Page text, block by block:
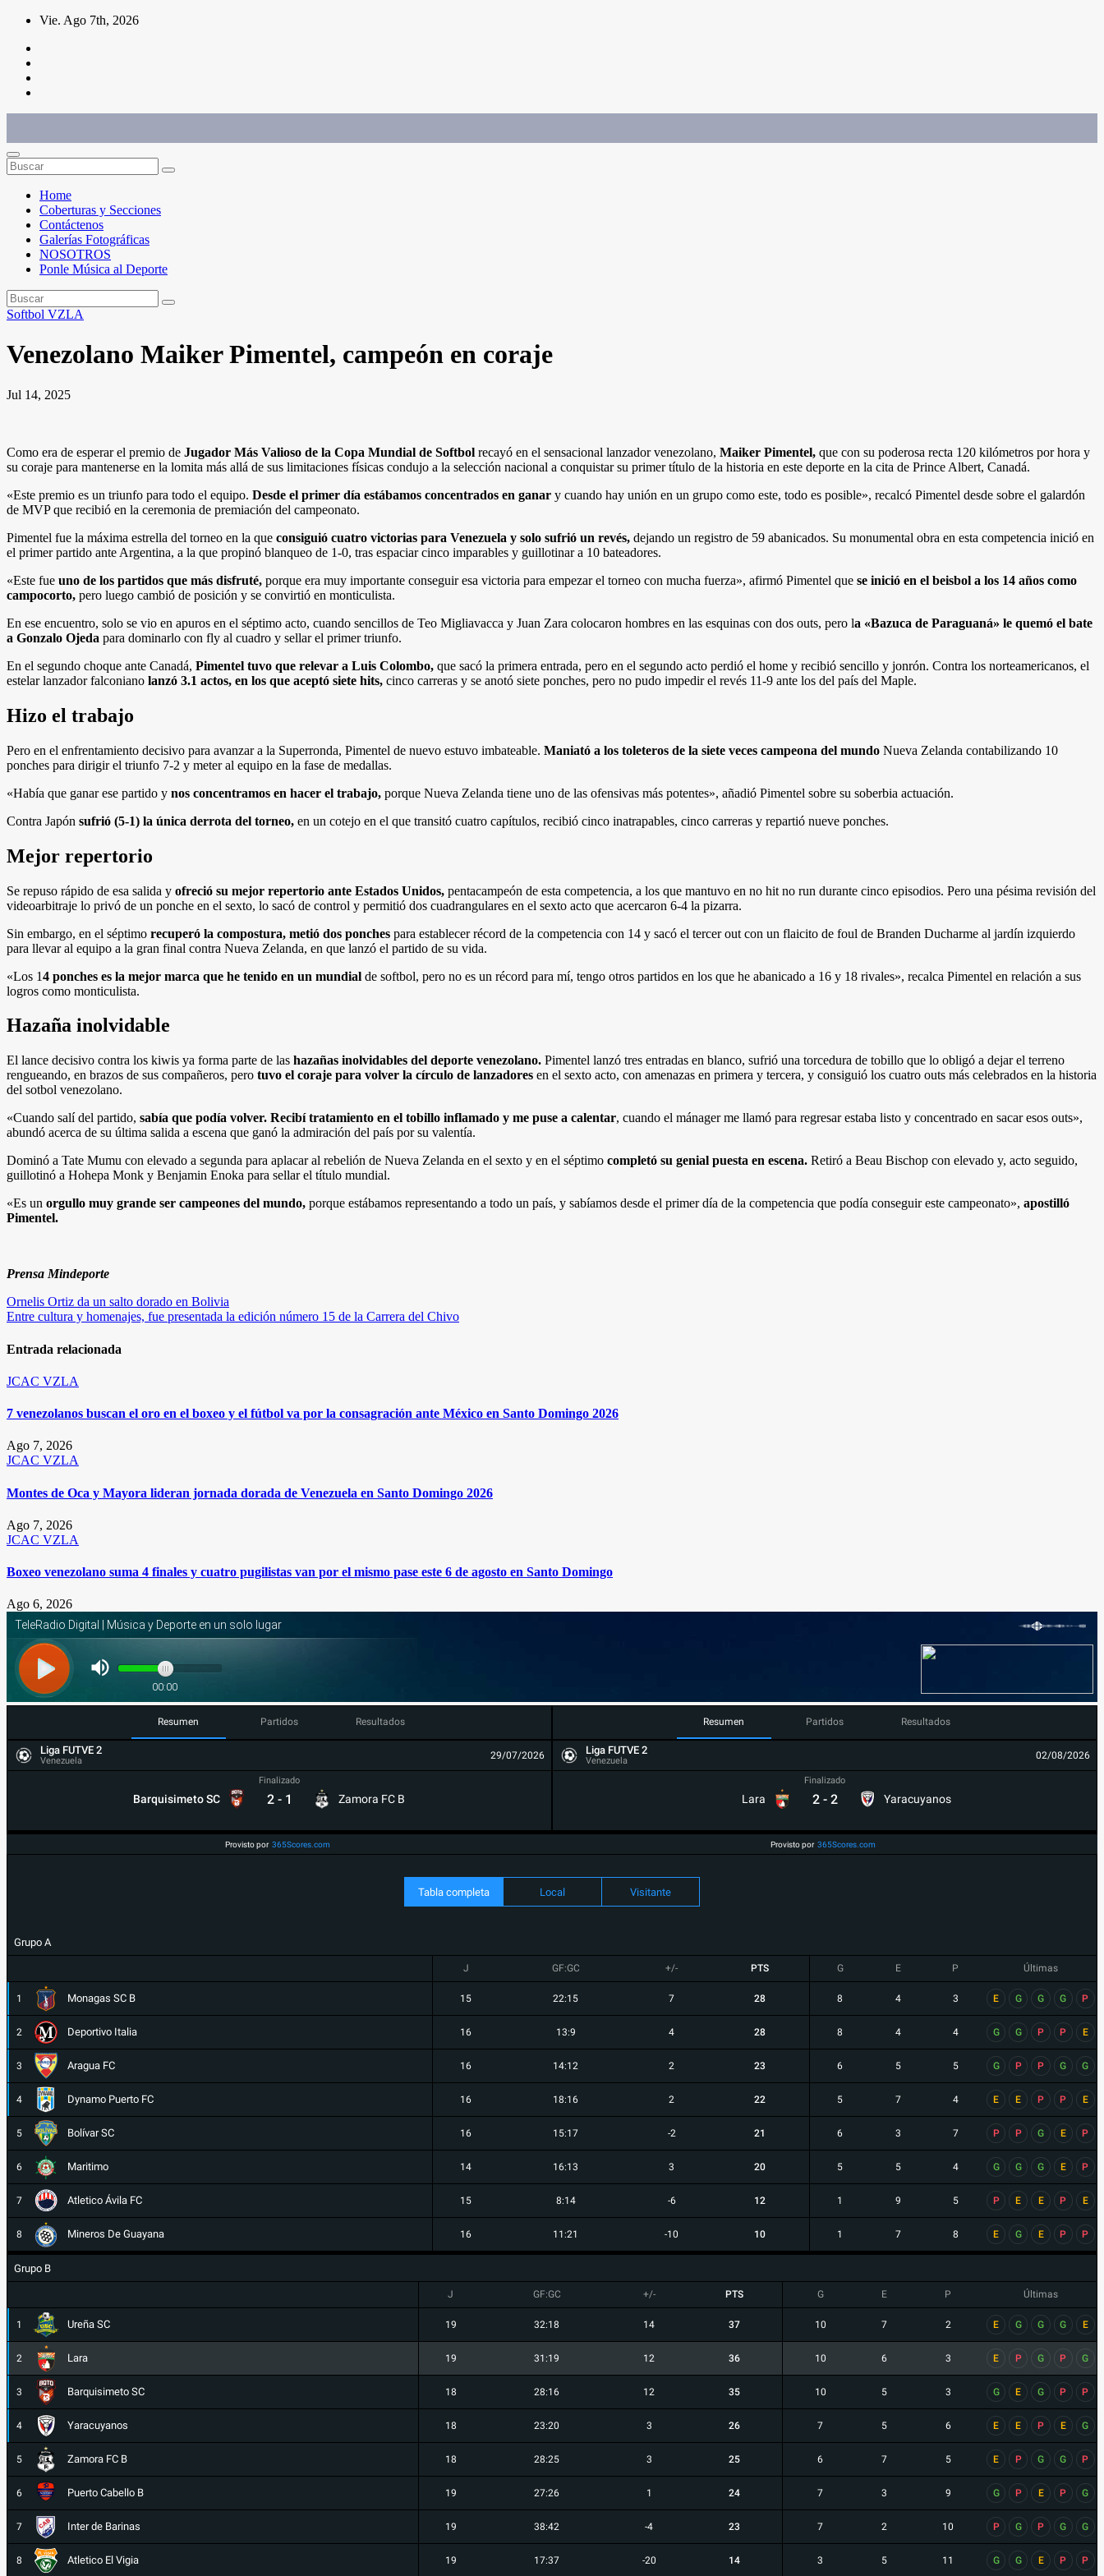
Saltar
contenido
Vie. Ago 7th, 2026
Home
Coberturas y Secciones
Contáctenos
Galerías Fotográficas
NOSOTROS
Ponle Música al Deporte
Softbol VZLA
Venezolano Maiker Pimentel, campeón en coraje
Jul 14, 2025
Como era de esperar el premio de Jugador Más Valioso de la Copa Mundial de Softbol recayó en el sensacional lanzador venezolano, Maiker Pimentel, que con su poderosa recta 120 kilómetros por hora y
su coraje para mantenerse en la lomita más allá de sus limitaciones físicas condujo a la selección nacional a conquistar su primer título de la historia en este deporte en la cita de Prince Albert, Canadá.
«Este premio es un triunfo para todo el equipo. Desde el primer día estábamos concentrados en ganar y cuando hay unión en un grupo como este, todo es posible», recalcó Pimentel desde sobre el galardón
de MVP que recibió en la ceremonia de premiación del campeonato.
Pimentel fue la máxima estrella del torneo en la que consiguió cuatro victorias para Venezuela y solo sufrió un revés, dejando un registro de 59 abanicados. Su monumental obra en esta competencia inició en
el primer partido ante Argentina, a la que propinó blanqueo de 1-0, tras espaciar cinco imparables y guillotinar a 10 bateadores.
«Este fue uno de los partidos que más disfruté, porque era muy importante conseguir esa victoria para empezar el torneo con mucha fuerza», afirmó Pimentel que se inició en el beisbol a los 14 años como
campocorto, pero luego cambió de posición y se convirtió en monticulista.
En ese encuentro, solo se vio en apuros en el séptimo acto, cuando sencillos de Teo Migliavacca y Juan Zara colocaron hombres en las esquinas con dos outs, pero la «Bazuca de Paraguaná» le quemó el bate
a Gonzalo Ojeda para dominarlo con fly al cuadro y sellar el primer triunfo.
En el segundo choque ante Canadá, Pimentel tuvo que relevar a Luis Colombo, que sacó la primera entrada, pero en el segundo acto perdió el home y recibió sencillo y jonrón. Contra los norteamericanos, el
estelar lanzador falconiano lanzó 3.1 actos, en los que aceptó siete hits, cinco carreras y se anotó siete ponches, pero no pudo impedir el revés 11-9 ante los del país del Maple.
Hizo el trabajo
Pero en el enfrentamiento decisivo para avanzar a la Superronda, Pimentel de nuevo estuvo imbateable. Maniató a los toleteros de la siete veces campeona del mundo Nueva Zelanda contabilizando 10
ponches para dirigir el triunfo 7-2 y meter al equipo en la fase de medallas.
«Había que ganar ese partido y nos concentramos en hacer el trabajo, porque Nueva Zelanda tiene uno de las ofensivas más potentes», añadió Pimentel sobre su soberbia actuación.
Contra Japón sufrió (5-1) la única derrota del torneo, en un cotejo en el que transitó cuatro capítulos, recibió cinco inatrapables, cinco carreras y repartió nueve ponches.
Mejor repertorio
Se repuso rápido de esa salida y ofreció su mejor repertorio ante Estados Unidos, pentacampeón de esta competencia, a los que mantuvo en no hit no run durante cinco episodios. Pero una pésima revisión del
videoarbitraje lo privó de un ponche en el sexto, lo sacó de control y permitió dos cuadrangulares en el sexto acto que acercaron 6-4 la pizarra.
Sin embargo, en el séptimo recuperó la compostura, metió dos ponches para establecer récord de la competencia con 14 y sacó el tercer out con un flaicito de foul de Branden Ducharme al jardín izquierdo
para llevar al equipo a la gran final contra Nueva Zelanda, en que lanzó el partido de su vida.
«Los 14 ponches es la mejor marca que he tenido en un mundial de softbol, pero no es un récord para mí, tengo otros partidos en los que he abanicado a 16 y 18 rivales», recalca Pimentel en relación a sus
logros como monticulista.
Hazaña inolvidable
El lance decisivo contra los kiwis ya forma parte de las hazañas inolvidables del deporte venezolano. Pimentel lanzó tres entradas en blanco, sufrió una torcedura de tobillo que lo obligó a dejar el terreno
rengueando, en brazos de sus compañeros, pero tuvo el coraje para volver la círculo de lanzadores en el sexto acto, con amenazas en primera y tercera, y consiguió los cuatro outs más celebrados en la historia
del sotbol venezolano.
«Cuando salí del partido, sabía que podía volver. Recibí tratamiento en el tobillo inflamado y me puse a calentar, cuando el mánager me llamó para regresar estaba listo y concentrado en sacar esos outs»,
abundó acerca de su última salida a escena que ganó la admiración del país por su valentía.
Dominó a Tate Mumu con elevado a segunda para aplacar al rebelión de Nueva Zelanda en el sexto y en el séptimo completó su genial puesta en escena. Retiró a Beau Bischop con elevado y, acto seguido,
guillotinó a Hohepa Monk y Benjamin Enoka para sellar el título mundial.
«Es un orgullo muy grande ser campeones del mundo, porque estábamos representando a todo un país, y sabíamos desde el primer día de la competencia que podía conseguir este campeonato», apostilló
Pimentel.
Prensa Mindeporte
Navegación
de
entradas
Ornelis Ortiz da un salto dorado en Bolivia
Entre cultura y homenajes, fue presentada la edición número 15 de la Carrera del Chivo
Entrada relacionada
JCAC VZLA
7 venezolanos buscan el oro en el boxeo y el fútbol va por la consagración ante México en Santo Domingo 2026
Ago 7, 2026
JCAC VZLA
Montes de Oca y Mayora lideran jornada dorada de Venezuela en Santo Domingo 2026
Ago 7, 2026
JCAC VZLA
Boxeo venezolano suma 4 finales y cuatro pugilistas van por el mismo pase este 6 de agosto en Santo Domingo
Ago 6, 2026
Resumen Partidos Resultados
Liga FUTVE 2
Venezuela 29/07/2026
Barquisimeto SC
Finalizado
2 - 1 Zamora FC B
Provisto por 365Scores.com
Resumen Partidos Resultados
Liga FUTVE 2
Venezuela 02/08/2026
Lara
Finalizado
2 - 2 Yaracuyanos
Provisto por 365Scores.com
Tabla completa Local Visitante
Grupo A
J GF:GC +/- PTS G E P Últimas
1 Monagas SC B 15 22:15 7 28 8 4 3 E G G G P
2 Deportivo Italia 16 13:9 4 28 8 4 4 G G P P E
3 Aragua FC 16 14:12 2 23 6 5 5 G P P G G
4 Dynamo Puerto FC 16 18:16 2 22 5 7 4 E E P P E
5 Bolívar SC 16 15:17 -2 21 6 3 7 P P G E P
6 Maritimo 14 16:13 3 20 5 5 4 G G G E P
7 Atletico Ávila FC 15 8:14 -6 12 1 9 5 P E E P E
8 Mineros De Guayana 16 11:21 -10 10 1 7 8 E G E P P
Grupo B
J GF:GC +/- PTS G E P Últimas
1 Ureña SC 19 32:18 14 37 10 7 2 E G G G E
2 Lara 19 31:19 12 36 10 6 3 E P G P G
3 Barquisimeto SC 18 28:16 12 35 10 5 3 G E G P P
4 Yaracuyanos 18 23:20 3 26 7 5 6 E E P E G
5 Zamora FC B 18 28:25 3 25 6 7 5 E P G G P
6 Puerto Cabello B 19 27:26 1 24 7 3 9 G P E P G
7 Inter de Barinas 19 38:42 -4 23 7 2 10 P G P G G
8 Atletico El Vigia 19 17:37 -20 14 3 5 11 G G E P P